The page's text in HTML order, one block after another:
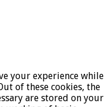
your experience while
of these cookies, the
are stored on your